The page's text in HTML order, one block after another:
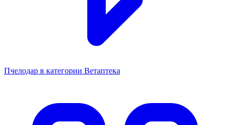
Пчелодар в категории Ветаптека